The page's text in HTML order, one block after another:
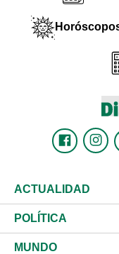
ACTUALIDAD
Nacional
Ciudad
POLÍTICA
Partidos
MUNDO